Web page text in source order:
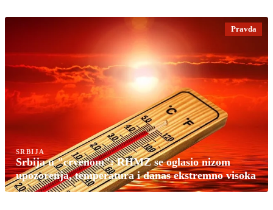
Pravda
SRBIJA
Srbija u "crvenom": RHMZ se oglasio nizom
upozorenja, temperatura i danas ekstremno visoka